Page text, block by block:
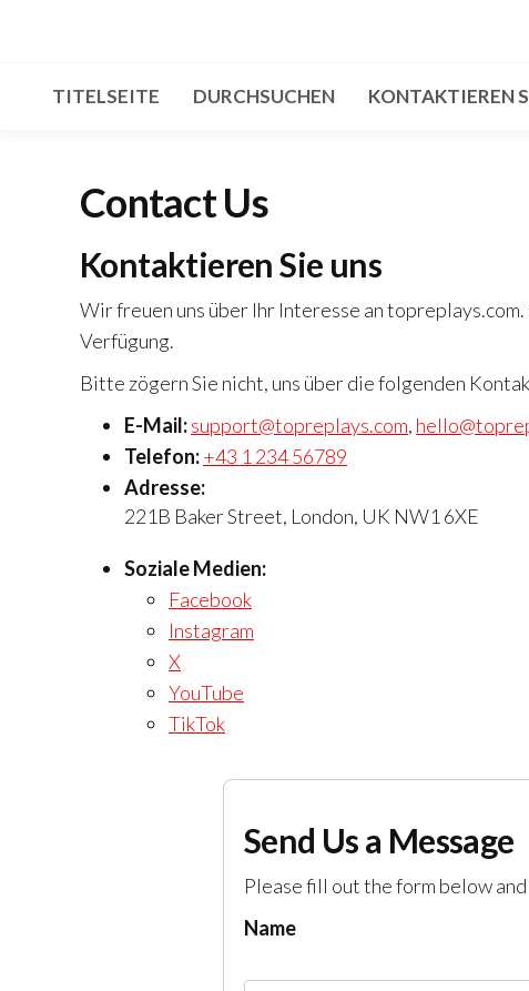
contentTITELSEITE DURCHSUCHEN KONTAKTIEREN
Contact Us
Kontaktieren Sie uns
Wir freuen uns über Ihr Interesse an
Verfügung.
Bitte zögern Sie nicht, uns über die folgenden
E-Mail:support@topreplays.com,
Telefon:+43 1 234 56789
Adresse:
221B Baker Street, London, UK NW1 6XE
Soziale Medien:
Facebook
Instagram
X
YouTube
TikTok
Send Us a Message
Please fill out the form below
Name